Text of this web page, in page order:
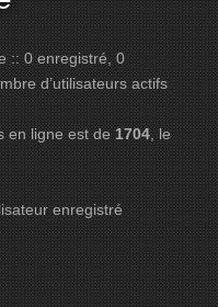
:: 0 enregistré, 0
d’utilisateurs actifs
en ligne est de 1704 , le
enregistré